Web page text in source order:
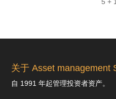
关于 Asset management
自 1991 年起管理投资者资产。